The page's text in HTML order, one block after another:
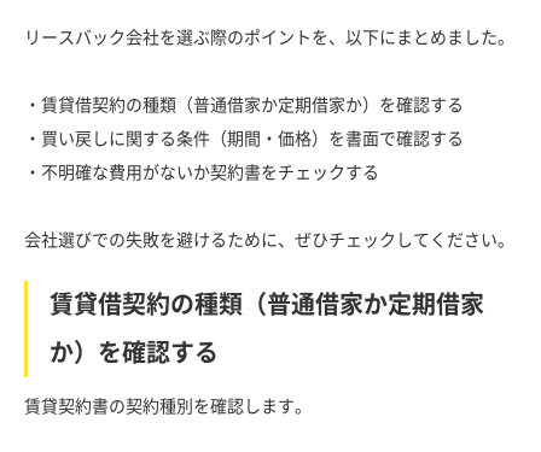
リースバック会社を選ぶ際のポイントを、以下にまとめました。
・賃貸借契約の種類（普通借家か定期借家か）を確認する
・買い戻しに関する条件（期間・価格）を書面で確認する
・不明確な費用がないか契約書をチェックする
会社選びでの失敗を避けるために、ぜひチェックしてください。
賃貸借契約の種類（普通借家か定期借家
か）を確認する
賃貸契約書の契約種別を確認します。